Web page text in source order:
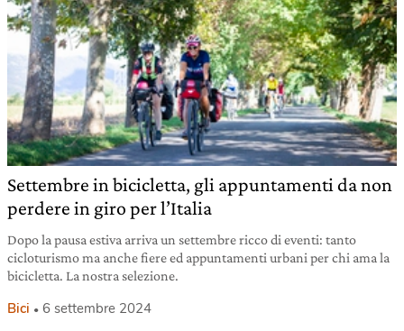
Settembre in bicicletta, gli appuntamenti da non
perdere in giro per l’Italia
Dopo la pausa estiva arriva un settembre ricco di eventi: tanto
cicloturismo ma anche fiere ed appuntamenti urbani per chi ama la
bicicletta. La nostra selezione.
Bici 6 settembre 2024